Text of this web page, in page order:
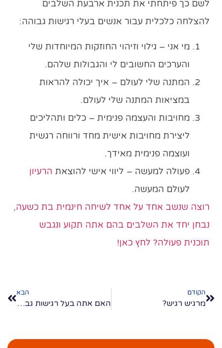
לשם כך פיתחתי את תכנית ארבעת השלבים
להצלחה כלכלית עבור אנשים בעלי רגישות גבוהה:
מי אני – גילוי וזיהוי החוזקות המיוחדות שלי
והערכים החשובים לי והגבולות שלהם.
המתנה שלי לעולם – איך יכולה להראות
במציאות המתנה שלי לעולם.
מחויבות והעצמה פנימית – כלים ותהליכים
ליצירת מחויבות אישית מחד ורווחה רגשית
ועוצמה פנימית מאידך.
פעולה למעשה – ליווי אישי להוצאת הרעיון
לעולם המעשה.
רוצה שנשב אחד על אחד לשיחה חינמית בת כשעה,
נבחן יחד את השלבים בהם אתה תקוע ונגבש
תוכנית פעולה? לחץ כאן!
הקודם
מרגיש רגיש?
הבא
האם אתה בעל רגישות גבוהה? פשוט תבדוק!